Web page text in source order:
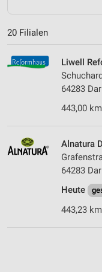
20 Filialen
Liwell
64283
443,00
Alnatura
64283
Heute
443,23 km